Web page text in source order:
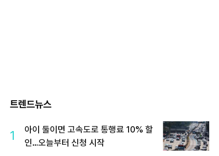
트렌드뉴스
1
아이 둘이면 고속도로 통행료 10% 할
인…오늘부터 신청 시작